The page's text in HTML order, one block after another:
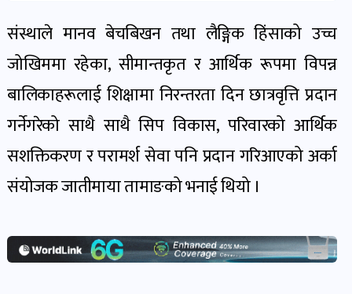
अपराध
खबर
पोष्ट
स्वास्थ्य
खबर
पोष्ट
प्रवास
संस्थाले मानव बेचबिखन तथा लैङ्गिक हिंसाको उच्च
जोखिममा रहेका, सीमान्तकृत र आर्थिक रूपमा विपन्न
बालिकाहरूलाई शिक्षामा निरन्तरता दिन छात्रवृत्ति प्रदान
गर्नेगरेको साथै साथै सिप विकास, परिवारको आर्थिक
सशक्तिकरण र परामर्श सेवा पनि प्रदान गरिआएको अर्का
संयोजक जातीमाया तामाङको भनाई थियो ।